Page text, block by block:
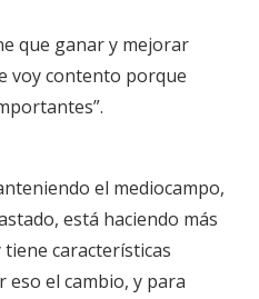
que ganar y mejorar
voy contento porque
el mediocampo,
está haciendo más
características
eso el cambio, y para